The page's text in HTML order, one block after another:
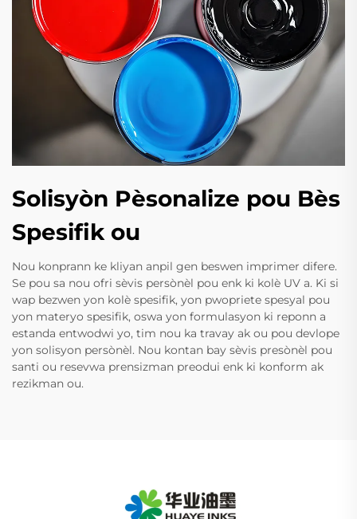
Solisyòn Pèsonalize pou Bès
Spesifik ou
Nou konprann ke kliyan anpil gen beswen imprimer difere.
Se pou sa nou ofri sèvis persònèl pou enk ki kolè UV a. Ki si
wap bezwen yon kolè spesifik, yon pwopriete spesyal pou
yon materyo spesifik, oswa yon formulasyon ki reponn a
estanda entwodwi yo, tim nou ka travay ak ou pou devlope
yon solisyon persònèl. Nou kontan bay sèvis presònèl pou
santi ou resevwa prensizman preodui enk ki konform ak
rezikman ou.